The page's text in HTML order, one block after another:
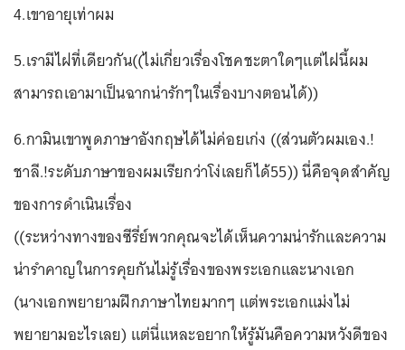
4.เขาอายุเท่าผม
5.เรามีไฝที่เดียวกัน((ไม่เกี่ยวเรื่องโชคชะตาใดๆแต่ไฝนี้ผม
สามารถเอามาเป็นฉากน่ารักๆในเรื่องบางตอนได้))
6.กามินเขาพูดภาษาอังกฤษได้ไม่ค่อยเก่ง ((ส่วนตัวผมเอง.!
ชาลี.!ระดับภาษาของผมเรียกว่าโง่เลยก็ได้55)) นี่คือจุดสำคัญ
ของการดำเนินเรื่อง
((ระหว่างทางของซีรี่ย์พวกคุณจะได้เห็นความน่ารักและความ
น่ารำคาญในการคุยกันไม่รู้เรื่องของพระเอกและนางเอก
(นางเอกพยายามฝึกภาษาไทยมากๆ แต่พระเอกแม่งไม่
พยายามอะไรเลย) แต่นี่แหละอยากให้รู้มันคือความหวังดีของ